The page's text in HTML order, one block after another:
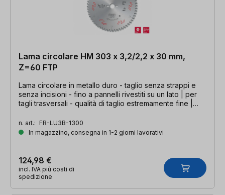
Lama circolare HM 303 x 3,2/2,2 x 30 mm,
Z=60 FTP
Lama circolare in metallo duro - taglio senza strappi e
senza incisioni - fino a pannelli rivestiti su un lato | per
tagli trasversali - qualità di taglio estremamente fine |
n. art.: FR-LU3B-1300
In magazzino, consegna in 1-2 giorni lavorativi
124,98 €
incl. IVA più costi di
spedizione